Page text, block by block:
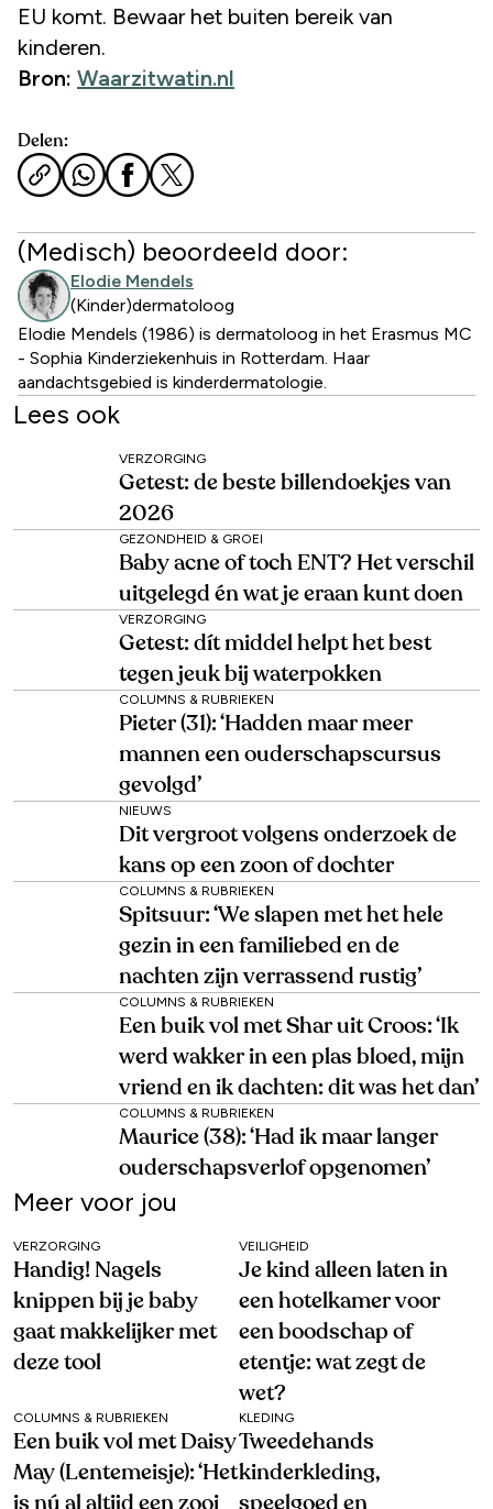
EU komt. Bewaar het buiten bereik van
kinderen.
Bron: Waarzitwatin.nl
Delen:
(Medisch) beoordeeld door:
Elodie Mendels
(Kinder)dermatoloog
Elodie Mendels (1986) is dermatoloog in het Erasmus MC
- Sophia Kinderziekenhuis in Rotterdam. Haar
aandachtsgebied is kinderdermatologie.
Lees ook
VERZORGING
Getest: de beste billendoekjes van
2026
GEZONDHEID & GROEI
Baby acne of toch ENT? Het verschil
uitgelegd én wat je eraan kunt doen
VERZORGING
Getest: dít middel helpt het best
tegen jeuk bij waterpokken
COLUMNS & RUBRIEKEN
Pieter (31): ‘Hadden maar meer
mannen een ouderschapscursus
gevolgd’
NIEUWS
Dit vergroot volgens onderzoek de
kans op een zoon of dochter
COLUMNS & RUBRIEKEN
Spitsuur: ‘We slapen met het hele
gezin in een familiebed en de
nachten zijn verrassend rustig’
COLUMNS & RUBRIEKEN
Een buik vol met Shar uit Croos: ‘Ik
werd wakker in een plas bloed, mijn
vriend en ik dachten: dit was het dan’
COLUMNS & RUBRIEKEN
Maurice (38): ‘Had ik maar langer
ouderschapsverlof opgenomen’
Meer voor jou
VERZORGING
Handig! Nagels
knippen bij je baby
gaat makkelijker met
deze tool
VEILIGHEID
Je kind alleen laten in
een hotelkamer voor
een boodschap of
etentje: wat zegt de
wet?
COLUMNS & RUBRIEKEN
Een buik vol met Daisy
May (Lentemeisje): ‘Het
is nú al altijd een zooi
KLEDING
Tweedehands
kinderkleding,
speelgoed en